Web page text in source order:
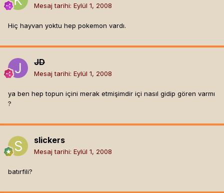
Mesaj tarihi: Eylül 1, 2008
Hiç hayvan yoktu hep pokemon vardı.
JD
Mesaj tarihi: Eylül 1, 2008
ya ben hep topun içini merak etmişimdir içi nasıl gidip gören varmı
?
slickers
Mesaj tarihi: Eylül 1, 2008
batırfili?